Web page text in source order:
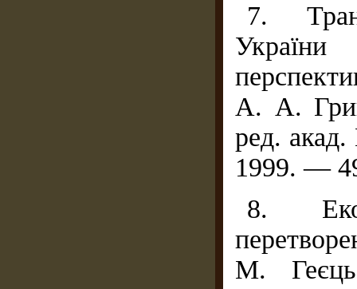
7.
А. А.
ред.
1999. —
8.
М.